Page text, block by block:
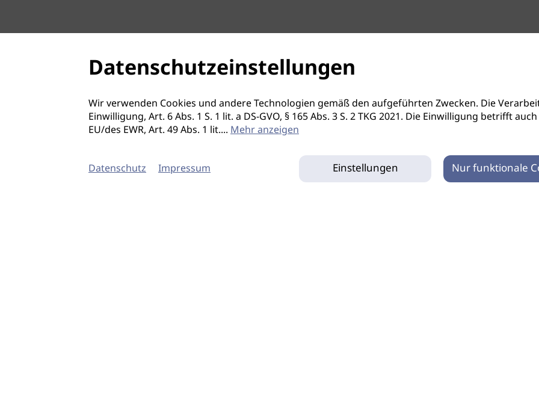
Datenschutzeinstellungen
Wir verwenden Cookies und andere Technologien gemäß den aufgeführten Zwecken. Die
Einwilligung, Art. 6 Abs. 1 S. 1 lit. a DS-GVO, § 165 Abs. 3 S. 2 TKG 2021. Die Einwilligung betrifft
EU/des EWR, Art. 49 Abs. 1 lit.... Mehr anzeigen
Datenschutz Impressum Einstellungen Nur funktionale